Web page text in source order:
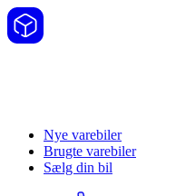
Nye varebiler
Brugte varebiler
Sælg din bil